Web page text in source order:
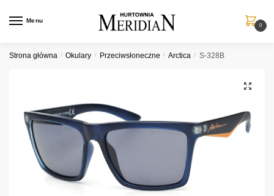
Menu
0
Strona główna / Okulary / Przeciwsłoneczne / Arctica / S-328B